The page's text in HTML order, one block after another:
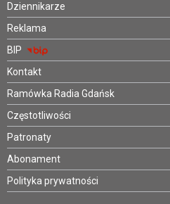
Dziennikarze
Reklama
BIP
Kontakt
Ramówka Radia Gdańsk
Częstotliwości
Patronaty
Abonament
Polityka prywatności